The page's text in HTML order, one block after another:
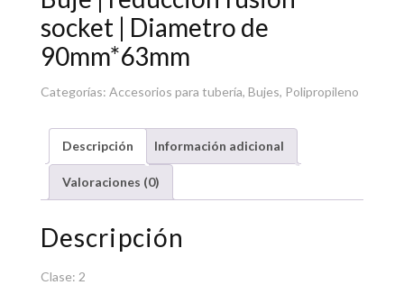
socket | Diametro de
90mm*63mm
Categorías: Accesorios para tubería, Bujes, Polipropileno
Descripción Información adicional
Valoraciones (0)
Descripción
Clase: 2